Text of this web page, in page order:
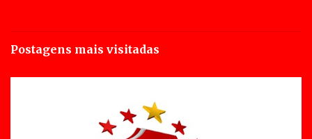
Postagens mais visitadas